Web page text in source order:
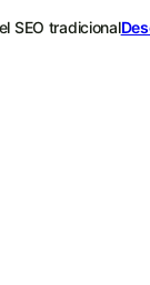
SEO tradicional